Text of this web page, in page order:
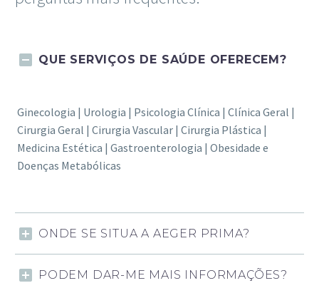
QUE SERVIÇOS DE SAÚDE OFERECEM?
Ginecologia | Urologia | Psicologia Clínica | Clínica Geral |
Cirurgia Geral | Cirurgia Vascular | Cirurgia Plástica |
Medicina Estética | Gastroenterologia | Obesidade e
Doenças Metabólicas
ONDE SE SITUA A AEGER PRIMA?
PODEM DAR-ME MAIS INFORMAÇÕES?